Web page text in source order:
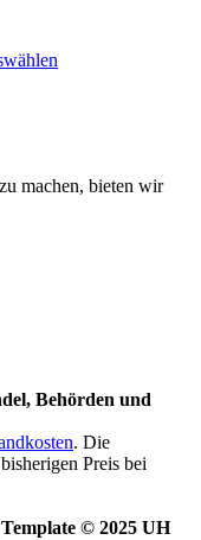
machen, bieten wir
Behörden und
. Die
Preis bei
© 2025 UH